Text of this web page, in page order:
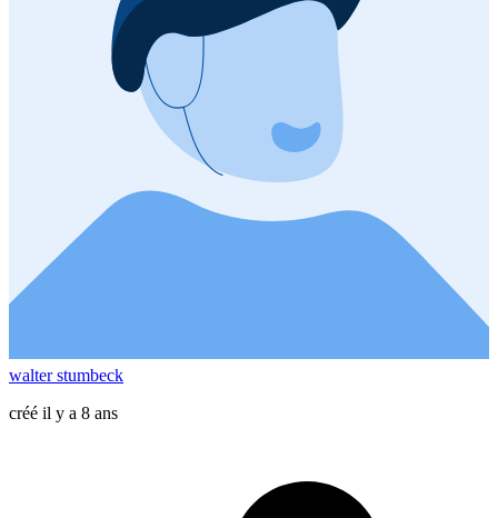
walter stumbeck
créé il y a 8 ans